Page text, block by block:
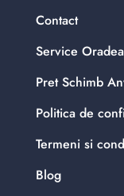
Contact
Service Oradea
Pret Schimb
Politica de
Termeni si
Blog